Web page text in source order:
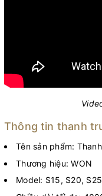
Thông tin thanh
Tên sản phẩm:
Thương hiệu: WON
Model: S15, S20, S25